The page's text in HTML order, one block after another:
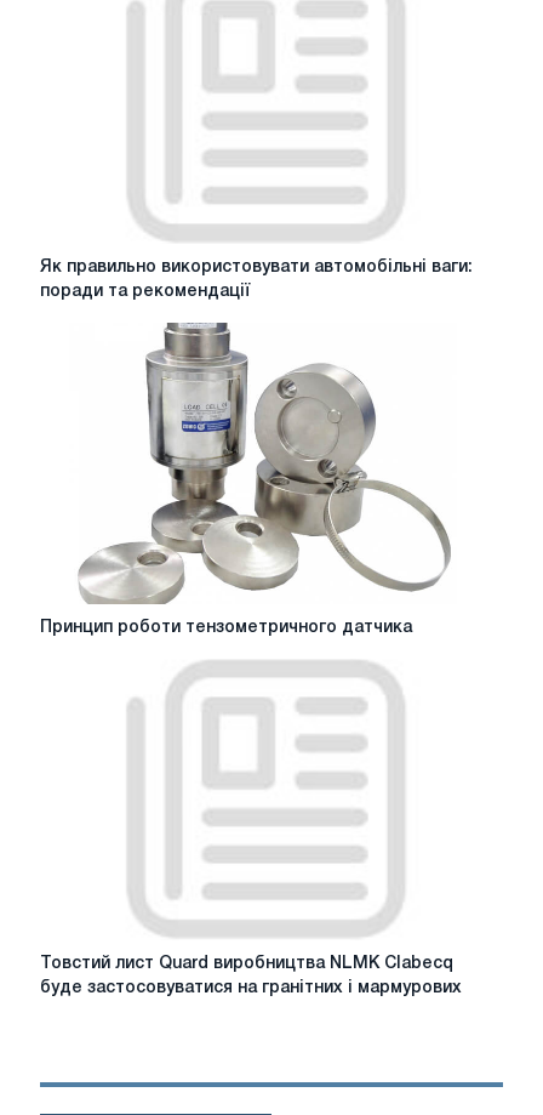
Як
правильно
рекомендації
Як правильно використовувати автомобільні ваги: ​​
поради та рекомендації
Принцип
роботи
тензометричного
Принцип роботи тензометричного датчика
Товстий
лист
Clabecq
Товстий лист Quard виробництва NLMK Clabecq
буде застосовуватися на гранітних і мармурових